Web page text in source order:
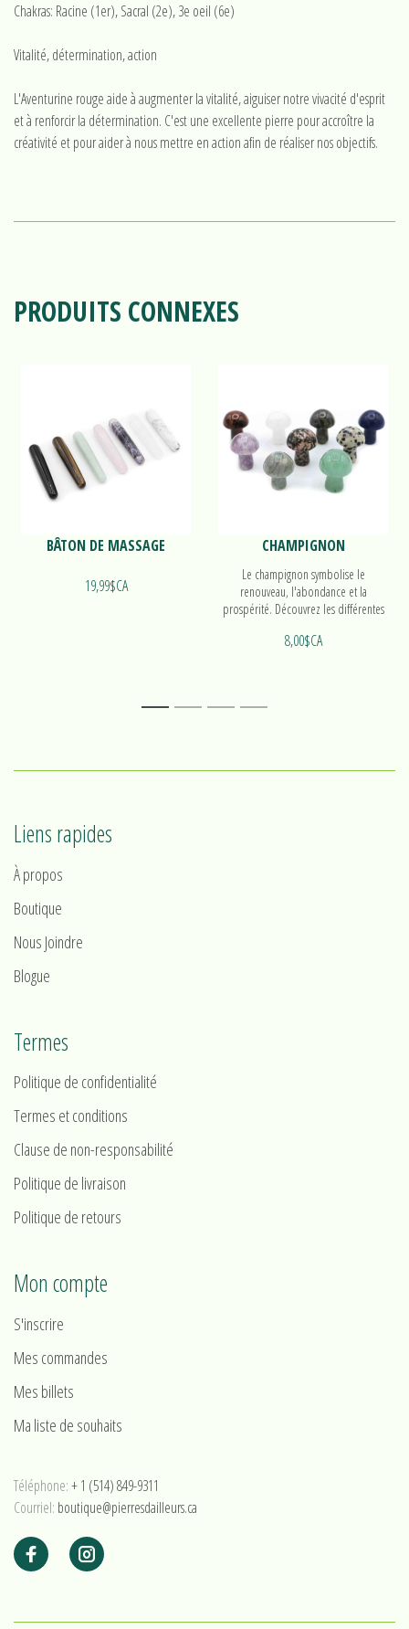
Chakras: Racine (1er), Sacral (2e), 3e oeil (6e)
Vitalité, détermination, action
L'Aventurine rouge aide à augmenter la vitalité, aiguiser notre vivacité d'esprit
et à renforcir la détermination. C'est une excellente pierre pour accroître la
créativité et pour aider à nous mettre en action afin de réaliser nos objectifs.
PRODUITS CONNEXES
BÂTON DE MASSAGE
19,99$CA
CHAMPIGNON
Le champignon symbolise le
renouveau, l'abondance et la
prospérité. Découvrez les différentes
8,00$CA
1 2 3 4
Liens rapides
À propos
Boutique
Nous Joindre
Blogue
Termes
Politique de confidentialité
Termes et conditions
Clause de non-responsabilité
Politique de livraison
Politique de retours
Mon compte
S'inscrire
Mes commandes
Mes billets
Ma liste de souhaits
Téléphone:+ 1 (514) 849-9311
Courriel: boutique@pierresdailleurs.ca